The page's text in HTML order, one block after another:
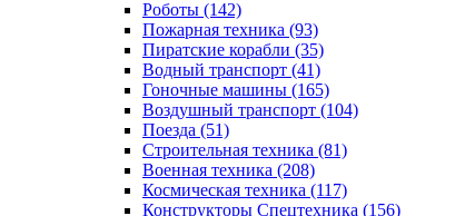
Роботы (142)
Пожарная техника (93)
Пиратские корабли (35)
Водный транспорт (41)
Гоночные машины (165)
Воздушный транспорт (104)
Поезда (51)
Строительная техника (81)
Военная техника (208)
Космическая техника (117)
Конструкторы Спецтехника (156)